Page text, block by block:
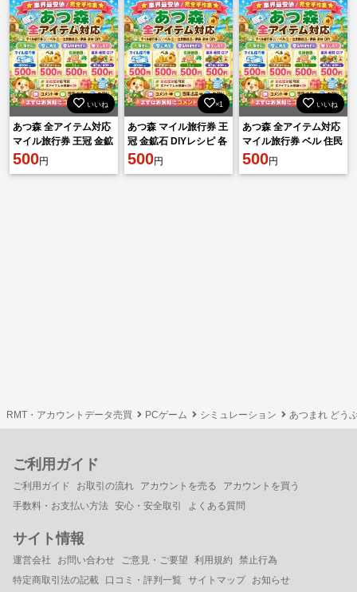
いいね
あつ森 全アイテム対応
マイル旅行券 王冠 金鉱
石 DIYレシピ 各種素材
500円
×1
あつ森 マイル旅行券 王
冠 金鉱石 DIYレシピ 各
種素材 500円 相談可
500円
いいね
あつ森 全アイテム対応
マイル旅行券 ベル 住民
勧誘 家具 素材 DIY 即対
500円
RMT・アカウントデータ売買 PCゲーム シミュレーション あつまれ どう
ご利用ガイド
ご利用ガイド お取引の流れ アカウントを売る
アカウントを買う
手数料・お支払い方法 安心・安全取引 よくある質問
サイト情報
運営会社 お問い合わせ ご意見・ご要望 利用規約
禁止行為
特定商取引法の記載
口コミ・評判一覧 サイトマップ お知らせ